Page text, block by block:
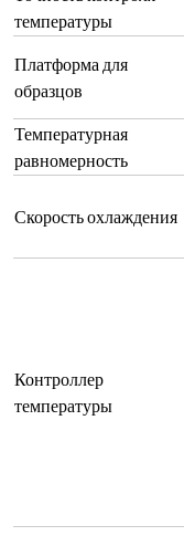
Высокотемпературная
защита